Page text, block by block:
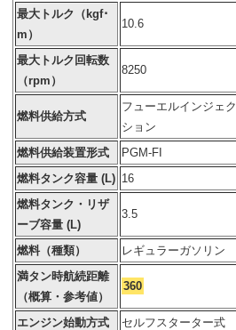
最大トルク（kgf･
m）
10.6
最大トルク回転数
（rpm）
8250
燃料供給方式
フューエルインジェク
ション
燃料供給装置形式
PGM-FI
燃料タンク容量 (L) 16
燃料タンク・リザ
ーブ容量 (L)
3.5
燃料（種類） レギュラーガソリン
満タン時航続距離
（概算・参考値）
360
エンジン始動方式 セルフスターター式